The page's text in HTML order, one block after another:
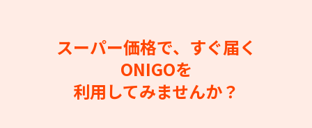
スーパー価格で、すぐ届く
ONIGOを
利用してみませんか？